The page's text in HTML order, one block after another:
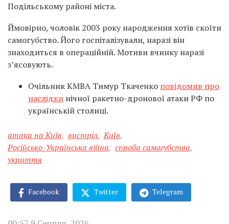
Подільському районі міста.
Ймовірно, чоловік 2003 року народження хотів скоїти
самогубство. Його госпіталізували, наразі він
знаходиться в операційній. Мотиви вчинку наразі
зʼясовують.
Очільник КМВА Тимур Ткаченко повідомив про
наслідки нічної ракетно-дронової атаки РФ по
українській столиці.
атака на Київ, вистріл, Київ,
Російсько-Українська війна, спроба самогубства,
укриття
Facebook Twitter Telegram